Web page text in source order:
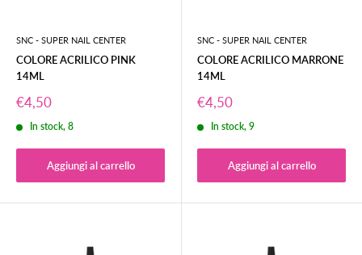
SNC - SUPER NAIL CENTER
COLORE ACRILICO PINK
14ML
Prezzo
scontato
€4,50
In stock, 8
Aggiungi al carrello
SNC - SUPER NAIL CENTER
COLORE ACRILICO MARRONE
14ML
Prezzo
scontato
€4,50
In stock, 9
Aggiungi al carrello